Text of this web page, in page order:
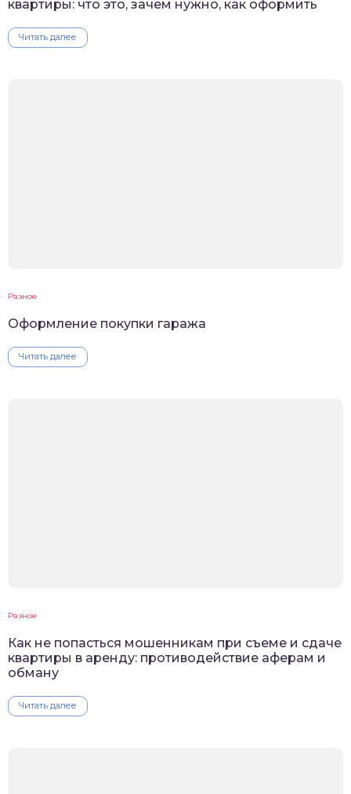
квартиры: что это, зачем нужно, как оформить
Читать далее
Разное
Оформление покупки гаража
Читать далее
Разное
Как не попасться мошенникам при съеме и сдаче
квартиры в аренду: противодействие аферам и
обману
Читать далее